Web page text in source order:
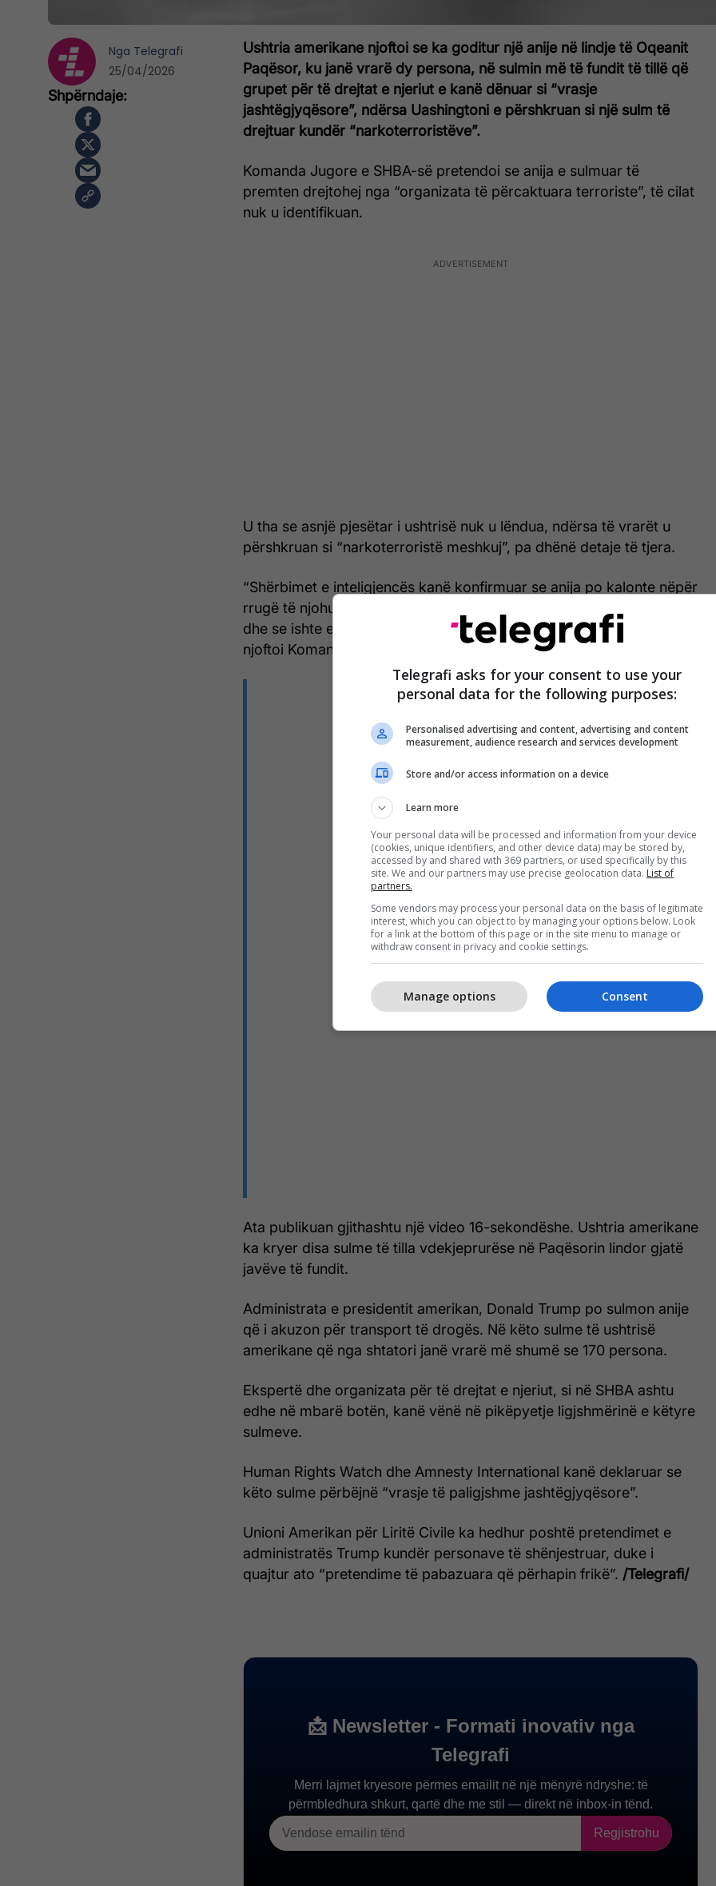
Ushtria amerikane njoftoi se ka goditur një anije në lindje të Oqeanit
Paqësor, ku janë vrarë dy persona, në sulmin më të fundit të tillë që
grupet për të drejtat e njeriut e kanë dënuar si “vrasje
jashtëgjyqësore”, ndërsa Uashingtoni e përshkruan si një sulm të
drejtuar kundër “narkoterroristëve”.
Komanda Jugore e SHBA-së pretendoi se anija e sulmuar të
premten drejtohej nga “organizata të përcaktuara terroriste”, të cilat
nuk u identifikuan.
U tha se asnjë pjesëtar i ushtrisë nuk u lëndua, ndërsa të vrarët u
përshkruan si “narkoterroristë meshkuj”, pa dhënë detaje të tjera.
“Shërbimet e inteligjencës kanë konfirmuar se anija po kalonte nëpër
rrugë të njohura të kontrabandës së narkotikëve në Paqësorin lindor
dhe se ishte e përfshirë në operacione të kontrabandës së drogës”,
njoftoi Komanda Jugore e SHBA-së në platformën X.
Ata publikuan gjithashtu një video 16-sekondëshe. Ushtria amerikane
ka kryer disa sulme të tilla vdekjeprurëse në Paqësorin lindor gjatë
javëve të fundit.
Administrata e presidentit amerikan, Donald Trump po sulmon anije
që i akuzon për transport të drogës. Në këto sulme të ushtrisë
amerikane që nga shtatori janë vrarë më shumë se 170 persona.
Ekspertë dhe organizata për të drejtat e njeriut, si në SHBA ashtu
edhe në mbarë botën, kanë vënë në pikëpyetje ligjshmërinë e këtyre
sulmeve.
Human Rights Watch dhe Amnesty International kanë deklaruar se
këto sulme përbëjnë “vrasje të paligjshme jashtëgjyqësore”.
Unioni Amerikan për Liritë Civile ka hedhur poshtë pretendimet e
administratës Trump kundër personave të shënjestruar, duke i
quajtur ato “pretendime të pabazuara që përhapin frikë”. /Telegrafi/
Nga Telegrafi
25/04/2026
Telegrafi asks for your consent to use your
personal data for the following purposes:
Personalised advertising and content, advertising and content
measurement, audience research and services development
Store and/or access information on a device
Learn more
Your personal data will be processed and information from your device
(cookies, unique identifiers, and other device data) may be stored by,
accessed by and shared with 369 partners, or used specifically by this
site. We and our partners may use precise geolocation data. List of
partners.
Some vendors may process your personal data on the basis of legitimate
interest, which you can object to by managing your options below. Look
for a link at the bottom of this page or in the site menu to manage or
withdraw consent in privacy and cookie settings.
Consent
Manage options